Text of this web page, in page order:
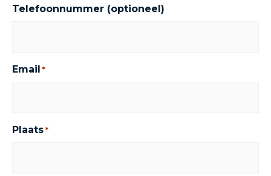
Telefoonnummer (optioneel)
Email *
Plaats *